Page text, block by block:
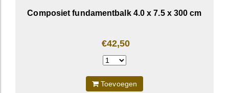
Composiet fundamentbalk 4.0 x 7.5 x 300 cm
€42,50
Toevoegen